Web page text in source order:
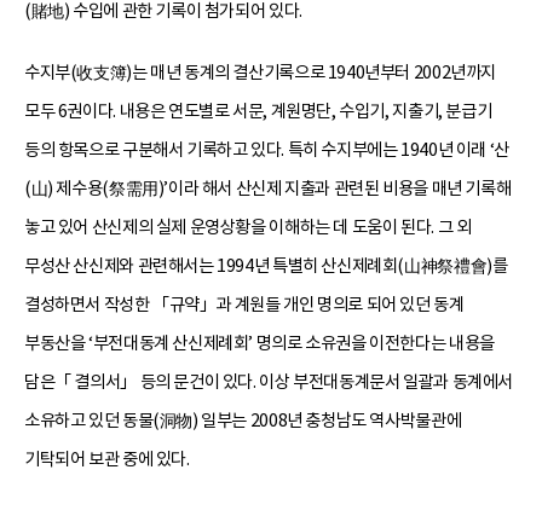
(賭地) 수입에 관한 기록이 첨가되어 있다.
수지부(收支簿)는 매년 동계의 결산기록으로 1940년부터 2002년까지
모두 6권이다. 내용은 연도별로 서문, 계원명단, 수입기, 지출기, 분급기
등의 항목으로 구분해서 기록하고 있다. 특히 수지부에는 1940년 이래 ‘산
(山) 제수용(祭需用)’이라 해서 산신제 지출과 관련된 비용을 매년 기록해
놓고 있어 산신제의 실제 운영상황을 이해하는 데 도움이 된다. 그 외
무성산 산신제와 관련해서는 1994년 특별히 산신제례회(山神祭禮會)를
결성하면서 작성한 「규약」과 계원들 개인 명의로 되어 있던 동계
부동산을 ‘부전대동계 산신제례회’ 명의로 소유권을 이전한다는 내용을
담은「 결의서」 등의 문건이 있다. 이상 부전대동계문서 일괄과 동계에서
소유하고 있던 동물(洞物) 일부는 2008년 충청남도 역사박물관에
기탁되어 보관 중에 있다.